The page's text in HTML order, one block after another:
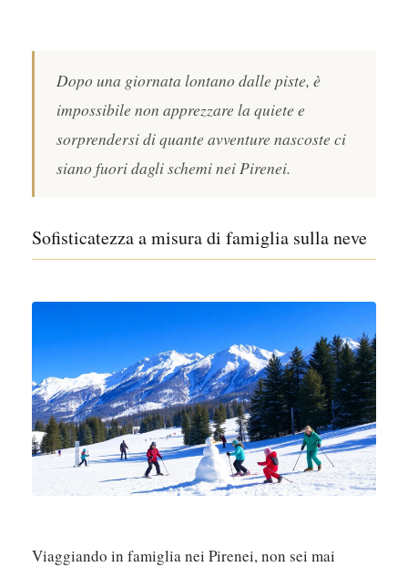
Dopo una giornata lontano dalle piste, è
impossibile non apprezzare la quiete e
sorprendersi di quante avventure nascoste ci
siano fuori dagli schemi nei Pirenei.
Sofisticatezza a misura di famiglia sulla neve
Viaggiando in famiglia nei Pirenei, non sei mai